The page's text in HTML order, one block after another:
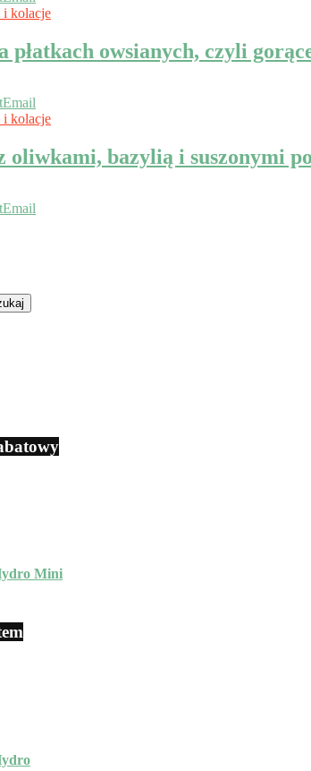
i kolacje
płatkach owsianych, czyli
Email
i kolacje
oliwkami, bazylią i suszonymi
Email
Mini